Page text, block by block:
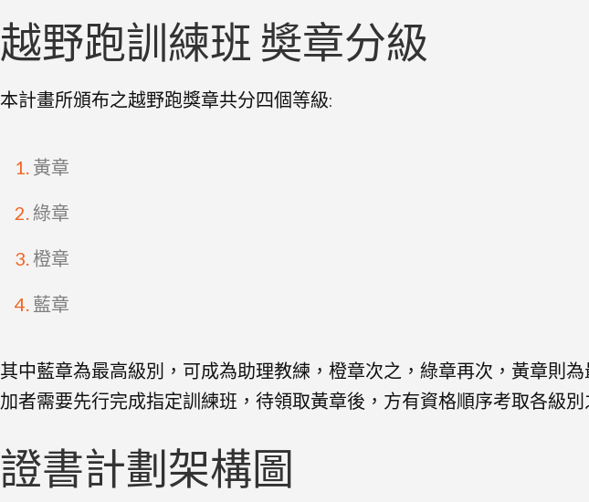
越野跑訓練班 奬章分級
本計畫所頒布之越野跑獎章共分四個等級:
黃章
綠章
橙章
藍章
其中藍章為最高級別，可成為助理教練，橙章次之，綠章再次，黃章則
加者需要先行完成指定訓練班，待領取黃章後，方有資格順序考取各級別
證書計劃架構圖